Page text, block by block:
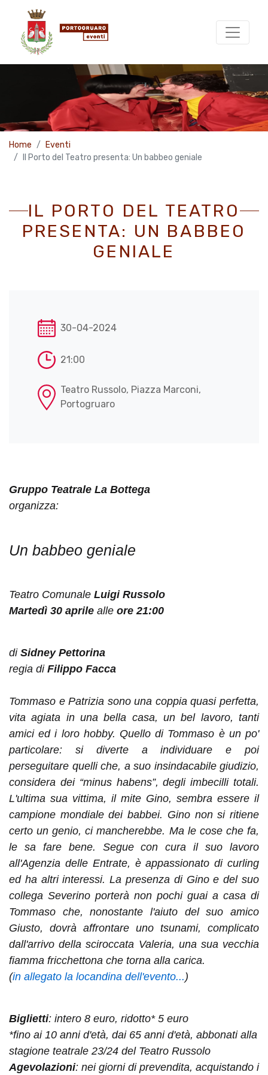
Home
Eventi
Il Porto del Teatro presenta: Un babbeo geniale
IL PORTO DEL TEATRO
PRESENTA: UN BABBEO
GENIALE
30-04-2024
21:00
Teatro Russolo, Piazza Marconi,
Portogruaro
Gruppo Teatrale La Bottega
organizza:
Un babbeo geniale
Teatro Comunale Luigi Russolo
Martedì 30 aprile alle ore 21:00
di Sidney Pettorina
regia di Filippo Facca
Tommaso e Patrizia sono una coppia quasi perfetta,
vita agiata in una bella casa, un bel lavoro, tanti
amici ed i loro hobby. Quello di Tommaso è un po'
particolare: si diverte a individuare e poi
perseguitare quelli che, a suo insindacabile giudizio,
considera dei “minus habens”, degli imbecilli totali.
L'ultima sua vittima, il mite Gino, sembra essere il
campione mondiale dei babbei. Gino non si ritiene
certo un genio, ci mancherebbe. Ma le cose che fa,
le sa fare bene. Segue con cura il suo lavoro
all'Agenzia delle Entrate, è appassionato di curling
ed ha altri interessi. La presenza di Gino e del suo
collega Severino porterà non pochi guai a casa di
Tommaso che, nonostante l'aiuto del suo amico
Giusto, dovrà affrontare uno tsunami, complicato
dall'arrivo della sciroccata Valeria, una sua vecchia
fiamma fricchettona che torna alla carica.
(in allegato la locandina dell'evento...)
Biglietti: intero 8 euro, ridotto* 5 euro
*fino ai 10 anni d'età, dai 65 anni d'età, abbonati alla
stagione teatrale 23/24 del Teatro Russolo
Agevolazioni: nei giorni di prevendita, acquistando i